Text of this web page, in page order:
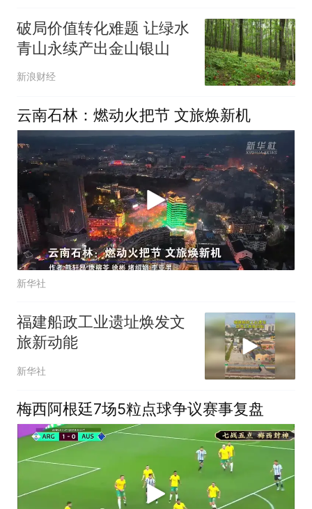
破局价值转化难题 让绿水
青山永续产出金山银山
新浪财经
云南石林：燃动火把节 文旅焕新机
新华社
福建船政工业遗址焕发文
旅新动能
新华社
梅西阿根廷7场5粒点球争议赛事复盘